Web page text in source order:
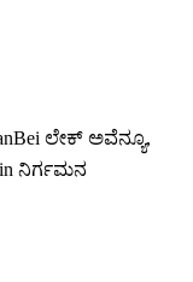
ಲೇಕ್ ಅವೆನ್ಯೂ,
ನಿರ್ಗಮನ